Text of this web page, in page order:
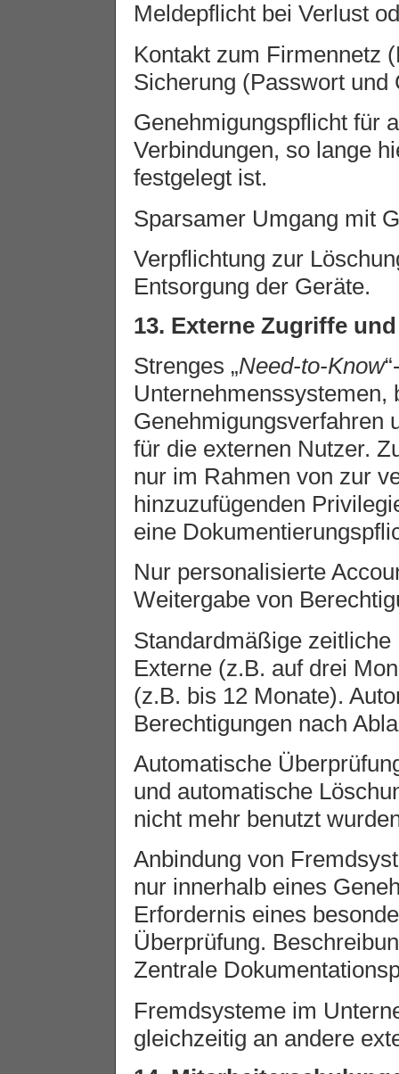
Meldepflicht bei Verlust
Kontakt zum Firmennetz
Sicherung (Passwort und
Genehmigungspflicht für
Verbindungen, so lange
festgelegt ist.
Sparsamer Umgang mit
Verpflichtung zur
Entsorgung der Geräte.
13. Externe Zugriffe
Strenges „Need-to-Know
Unternehmenssystemen,
Genehmigungsverfahren
für die externen Nutzer.
nur im Rahmen von zur
hinzuzufügenden
eine
Nur personalisierte
Weitergabe von
Standardmäßige
Externe (z.B. auf drei
(z.B. bis 12 Monate).
Berechtigungen nach
Automatische
und automatische
nicht mehr benutzt
Anbindung von
nur innerhalb eines
Erfordernis eines
Überprüfung.
Zentrale
Fremdsysteme im
gleichzeitig an andere